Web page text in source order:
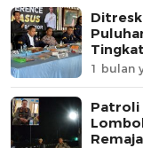
1 bulan
Patroli